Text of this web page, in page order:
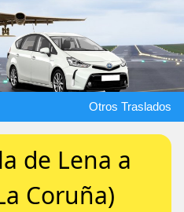
Otros Traslados
de Lena a
Coruña)